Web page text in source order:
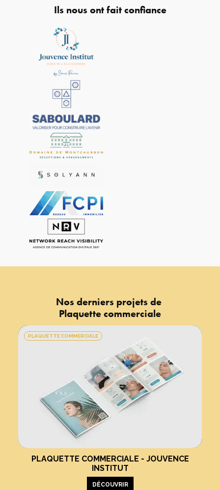
Ils nous ont fait confiance
Nos derniers projets de
Plaquette commerciale
PLAQUETTE COMMERCIALE - JOUVENCE
INSTITUT
DÉCOUVRIR
PLAQUETTE COMMERCIALE